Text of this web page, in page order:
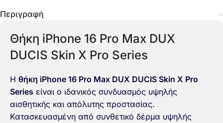
Περιγραφή
Θήκη iPhone 16 Pro Max DUX
DUCIS Skin X Pro Series
Η θήκη iPhone 16 Pro Max DUX DUCIS Skin X Pro
Series είναι ο ιδανικός συνδυασμός υψηλής
αισθητικής και απόλυτης προστασίας.
Κατασκευασμένη από συνθετικό δέρμα υψηλής